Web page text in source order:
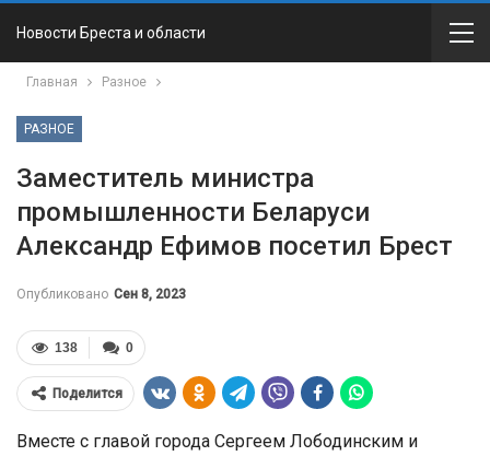
Новости Бреста и области
Главная Разное
РАЗНОЕ
Заместитель министра
промышленности Беларуси
Александр Ефимов посетил Брест
Опубликовано Сен 8, 2023
0
138
Поделится
Вместе с главой города Сергеем Лободинским и